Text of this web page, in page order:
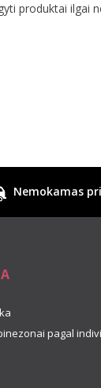
produktai ilgai
Nemokamas
pagal